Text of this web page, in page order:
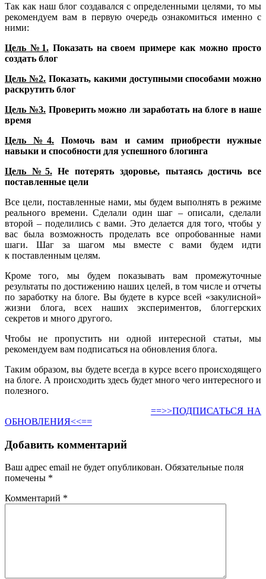
Так как наш блог создавался с определенными целями, то мы
рекомендуем вам в первую очередь ознакомиться именно с
ними:
Цель №1. Показать на своем примере как можно просто
создать блог
Цель №2. Показать, какими доступными способами можно
раскрутить блог
Цель №3. Проверить можно ли заработать на блоге в наше
время
Цель №4.
Помочь вам и самим приобрести нужные
навыки и способности для успешного блогинга
Цель №5. Не потерять здоровье, пытаясь достичь все
поставленные цели
Все цели, поставленные нами, мы будем выполнять в режиме
реального времени. Сделали один шаг – описали, сделали
второй – поделились с вами. Это делается для того, чтобы у
вас была возможность проделать все опробованные нами
шаги. Шаг за шагом мы вместе с вами будем идти
к поставленным целям.
Кроме того, мы будем показывать вам промежуточные
результаты по достижению наших целей, в том числе и отчеты
по заработку на блоге. Вы будете в курсе всей «закулисной»
жизни блога, всех наших экспериментов, блоггерских
секретов и много другого.
Чтобы не пропустить ни одной интересной статьи, мы
рекомендуем вам подписаться на обновления блога.
Таким образом, вы будете всегда в курсе всего происходящего
на блоге. А происходить здесь будет много чего интересного и
полезного.
==>>ПОДПИСАТЬСЯ НА
ОБНОВЛЕНИЯ<<==
Добавить комментарий
Ваш адрес email не будет опубликован. Обязательные поля
помечены *
Комментарий *